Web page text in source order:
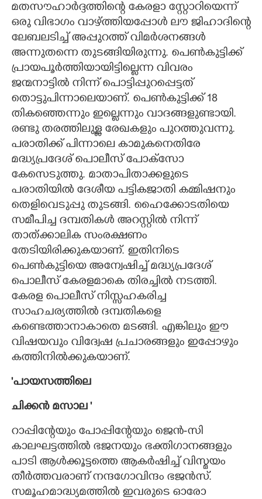
മതസൗഹാർദ്ദത്തിന്റെ കേരളാ സ്റ്റോറിയെന്ന്
ഒരു വിഭാഗം വാഴ്ത്തിയപ്പോൾ ലൗ ജിഹാദിന്റെ
ലേബലടിച്ച് അപ്പുറത്ത് വിമർശനങ്ങൾ
അന്നുതന്നെ തുടങ്ങിയിരുന്നു. പെൺകുട്ടിക്ക്
പ്രായപൂർത്തിയായിട്ടില്ലെന്ന വിവരം
ജന്മനാട്ടിൽ നിന്ന് പൊട്ടിപ്പുറപ്പെട്ടത്
തൊട്ടുപിന്നാലെയാണ്. പെൺകുട്ടിക്ക് 18
തികഞ്ഞെന്നും ഇല്ലെന്നും വാദങ്ങളുണ്ടായി.
രണ്ടു തരത്തിലുള്ള രേഖകളും പുറത്തുവന്നു.
പരാതിക്ക് പിന്നാലെ കാമുകനെതിരേ
മദ്ധ്യപ്രദേശ് പൊലീസ് പോക്സോ
കേസെടുത്തു. മാതാപിതാക്കളുടെ
പരാതിയിൽ ദേശീയ പട്ടികജാതി കമ്മിഷനും
തെളിവെടുപ്പു തുടങ്ങി. ഹൈക്കോടതിയെ
സമീപിച്ച ദമ്പതികൾ അറസ്റ്റിൽ നിന്ന്
താത്ക്കാലിക സംരക്ഷണം
തേടിയിരിക്കുകയാണ്. ഇതിനിടെ
പെൺകുട്ടിയെ അന്വേഷിച്ച് മദ്ധ്യപ്രദേശ്
പൊലീസ് കേരളമാകെ തിരച്ചിൽ നടത്തി.
കേരള പൊലീസ് നിസ്സഹകരിച്ച
സാഹചര്യത്തിൽ ദമ്പതികളെ
കണ്ടെത്താനാകാതെ മടങ്ങി. എങ്കിലും ഈ
വിഷയവും വിദ്വേഷ പ്രചാരങ്ങളും ഇപ്പോഴും
കത്തിനിൽക്കുകയാണ്.
'പായസത്തിലെ
ചിക്കൻ മസാല "
റാപ്പിന്റേയും പോപ്പിന്റേയും ജെൻ-സി
കാലഘട്ടത്തിൽ ഭജനയും ഭക്തിഗാനങ്ങളും
പാടി ആൾക്കൂട്ടത്തെ ആകർഷിച്ച് വിസ്മയം
തീർത്തവരാണ് നന്ദഗോവിന്ദം ഭജൻസ്.
സമൂഹമാദ്ധ്യമത്തിൽ ഇവരുടെ ഓരോ